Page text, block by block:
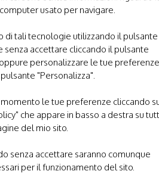
servizio e attenzione
usato per navigare.
di tali tecnologie utilizzando il pulsante
senza accettare cliccando il pulsante
personalizzare le tue preferenze
"Personalizza".
le tue preferenze cliccando
che appare in basso a destra su
del mio sito.
senza accettare saranno comunque
per il funzionamento del sito.